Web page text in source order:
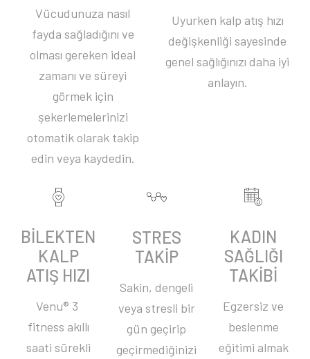
Vücudunuza nasıl
fayda sağladığını ve
olması gereken ideal
zamanı ve süreyi
görmek için
şekerlemelerinizi
otomatik olarak takip
edin veya kaydedin.
Uyurken kalp atış hızı
değişkenliği sayesinde
genel sağlığınızı daha iyi
anlayın.
BİLEKTEN
KALP
ATIŞ HIZI
Venu® 3 ​
fitness akıllı
saati sürekli
STRES
TAKİP
Sakin, dengeli
veya stresli bir
gün geçirip
geçirmediğinizi
KADIN
SAĞLIĞI
TAKİBİ
Egzersiz ve
beslenme
eğitimi almak